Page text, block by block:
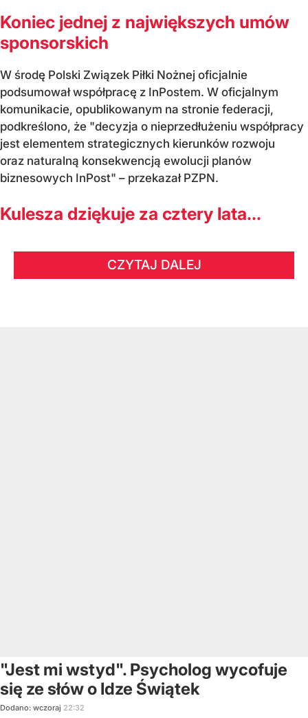
Koniec jednej z największych umów
sponsorskich
W środę Polski Związek Piłki Nożnej oficjalnie
podsumował współpracę z InPostem. W oficjalnym
komunikacie, opublikowanym na stronie federacji,
podkreślono, że "decyzja o nieprzedłużeniu współpracy
jest elementem strategicznych kierunków rozwoju
oraz naturalną konsekwencją ewolucji planów
biznesowych InPost" – przekazał PZPN.
Kulesza dziękuje za cztery lata...
CZYTAJ DALEJ
"Jest mi wstyd". Psycholog wycofuje
się ze słów o Idze Świątek
Dodano: wczoraj 22:32